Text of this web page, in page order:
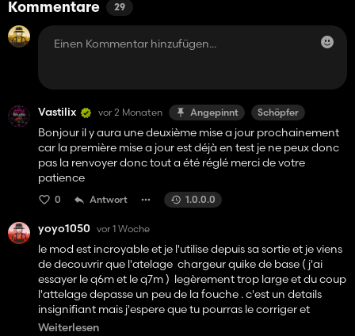
Kommentare 29
Vastilix vor 2 Monaten Angepinnt Schöpfer
Bonjour il y aura une deuxième mise a jour prochainement
car la première mise a jour est déjà en test je ne peux donc
pas la renvoyer donc tout a été réglé merci de votre
patience
0 Antwort 1.0.0.0
yoyo1050 vor 1 Woche
le mod est incroyable et je l'utilise depuis sa sortie et je viens
de decouvrir que l'atelage chargeur quike de base ( j'ai
essayer le q6m et le q7m ) legèrement trop large et du coup
l'attelage depasse un peu de la fouche . c'est un details
insignifiant mais j'espere que tu pourras le corriger et
d'autre par je ne trouve pas de chargeur mx asser gros pour
Weiterlesen